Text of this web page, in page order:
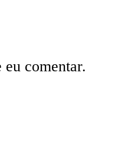
eu comentar.